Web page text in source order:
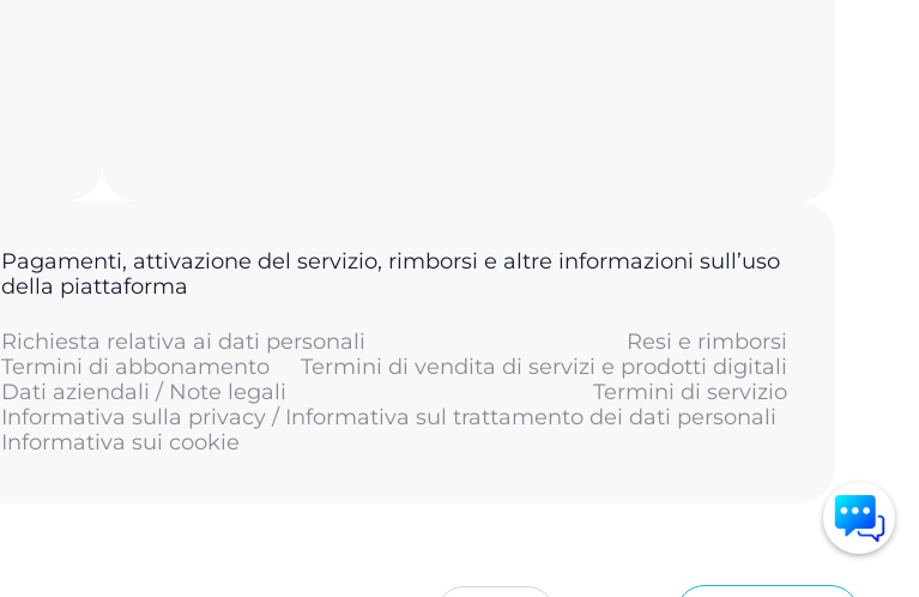
Pagamenti, attivazione del servizio, rimborsi e altre informazioni sull’uso
della piattaforma
Richiesta relativa ai dati personali
Resi e rimborsi
Termini di abbonamento
Termini di vendita di servizi e prodotti digitali
Dati aziendali / Note legali
Termini di servizio
Informativa sulla privacy / Informativa sul trattamento dei dati personali
Informativa sui cookie